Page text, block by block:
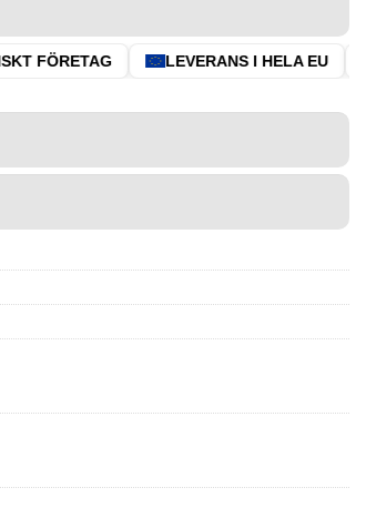
FÖRETAG LEVERANS I HELA EU